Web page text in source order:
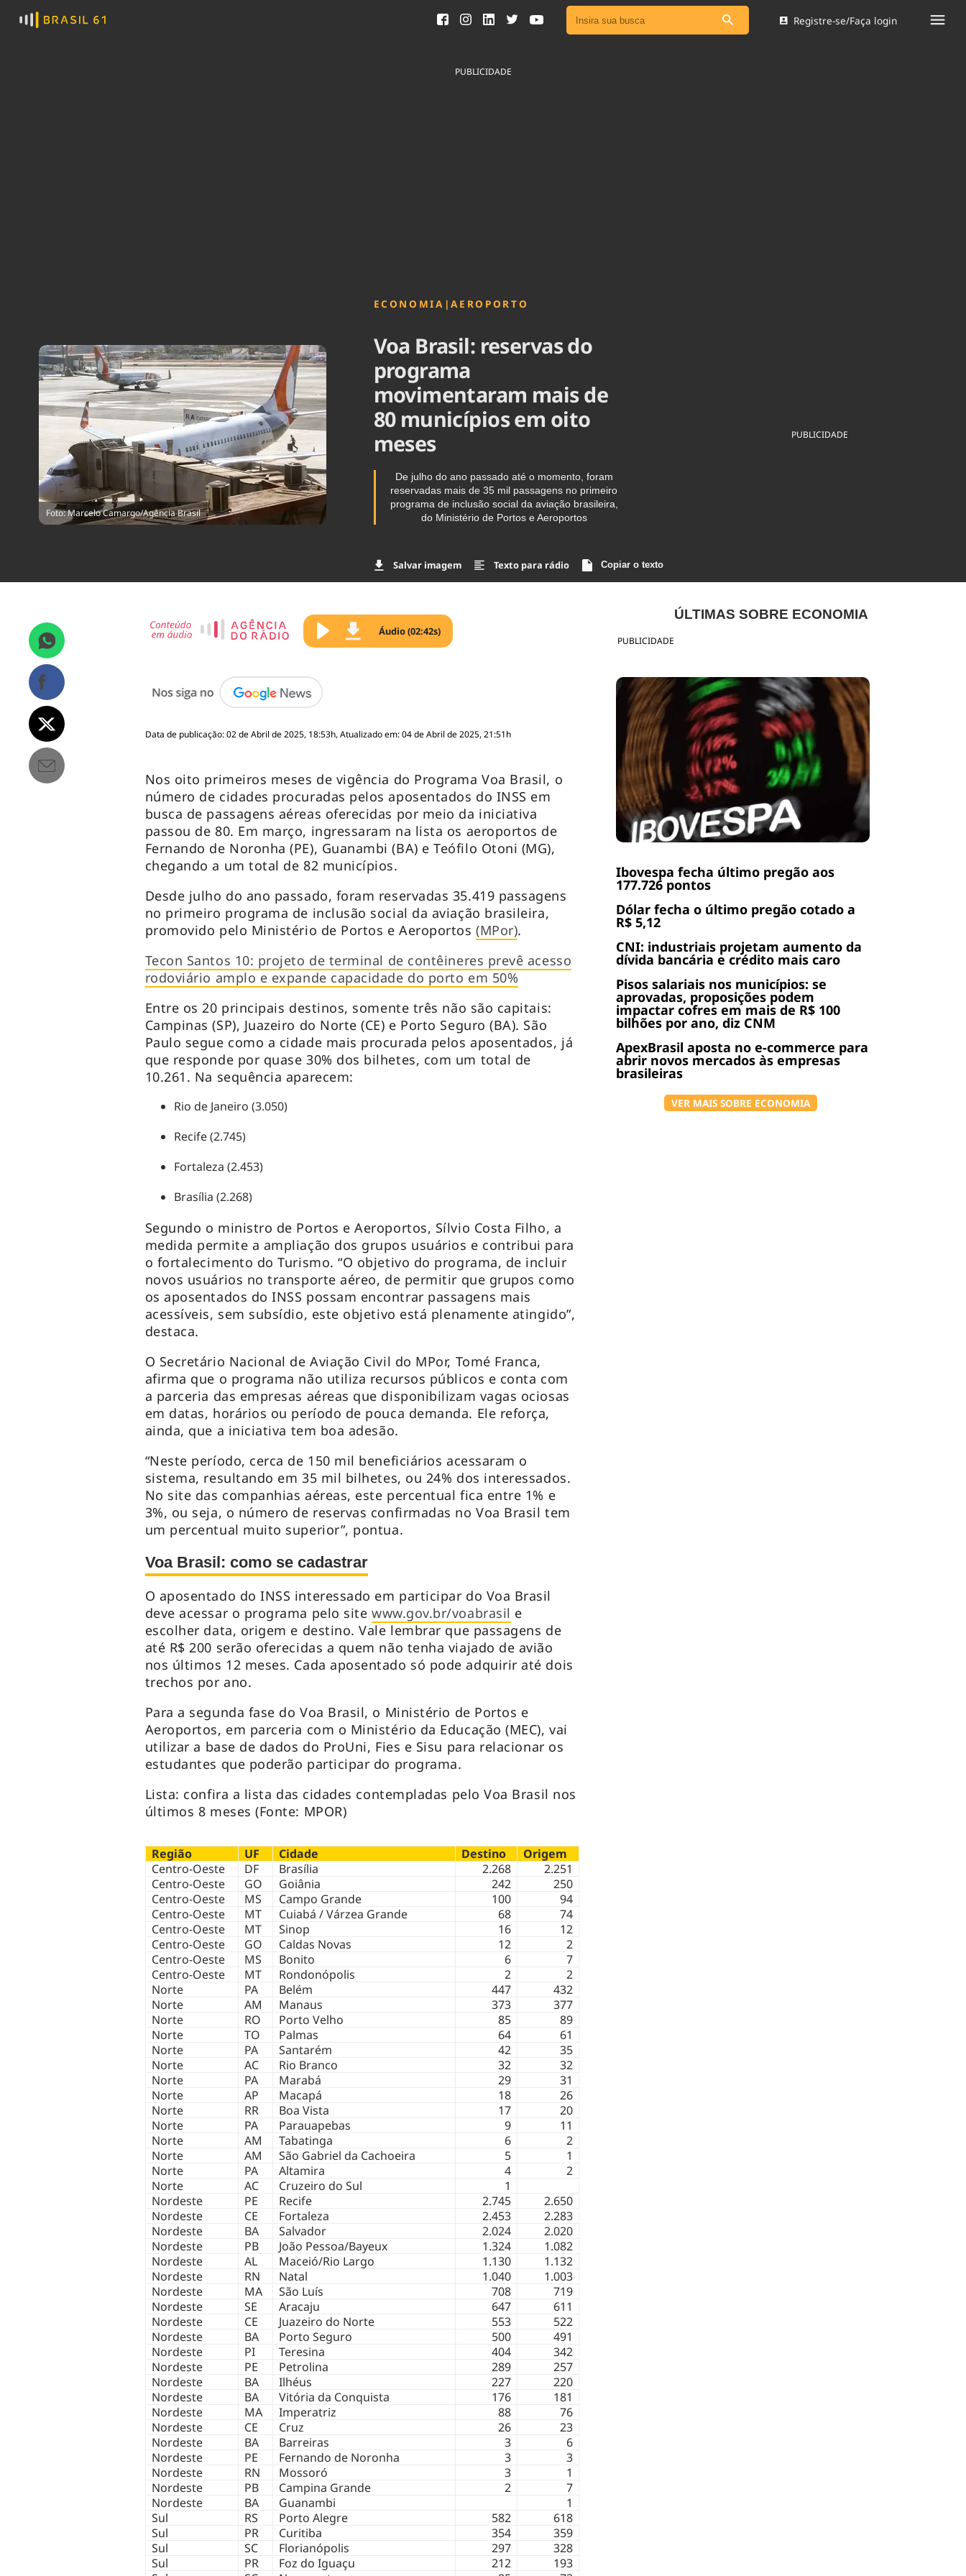
Ver todas as notícias
Cinema
Registre-se/Faça login
PUBLICIDADE
Foto: Marcelo Camargo/Agência Brasil
ECONOMIA |AEROPORTO
Voa Brasil: reservas do
programa
movimentaram mais de
80 municípios em oito
meses
De julho do ano passado até o momento, foram
reservadas mais de 35 mil passagens no primeiro
programa de inclusão social da aviação brasileira,
do Ministério de Portos e Aeroportos
Salvar imagem Texto para rádio Copiar o texto
PUBLICIDADE
PUBLICIDADE
ÚLTIMAS SOBRE ECONOMIA
Ibovespa fecha último pregão aos
177.726 pontos
Dólar fecha o último pregão cotado a
R$ 5,12
CNI: industriais projetam aumento da
dívida bancária e crédito mais caro
Pisos salariais nos municípios: se
aprovadas, proposições podem
impactar cofres em mais de R$ 100
bilhões por ano, diz CNM
ApexBrasil aposta no e-commerce para
abrir novos mercados às empresas
brasileiras
VER MAIS SOBRE ECONOMIA
Áudio (02:42s)
Data de publicação: 02 de Abril de 2025, 18:53h, Atualizado em: 04 de Abril de 2025, 21:51h
Nos oito primeiros meses de vigência do Programa Voa Brasil, o
número de cidades procuradas pelos aposentados do INSS em
busca de passagens aéreas oferecidas por meio da iniciativa
passou de 80. Em março, ingressaram na lista os aeroportos de
Fernando de Noronha (PE), Guanambi (BA) e Teófilo Otoni (MG),
chegando a um total de 82 municípios.
Desde julho do ano passado, foram reservadas 35.419 passagens
no primeiro programa de inclusão social da aviação brasileira,
promovido pelo Ministério de Portos e Aeroportos(MPor).
Tecon Santos 10: projeto de terminal de contêineres prevê acesso
rodoviário amplo e expande capacidade do porto em 50%
Entre os 20 principais destinos, somente três não são capitais:
Campinas (SP), Juazeiro do Norte (CE) e Porto Seguro (BA). São
Paulo segue como a cidade mais procurada pelos aposentados, já
que responde por quase 30% dos bilhetes, com um total de
10.261. Na sequência aparecem:
Rio de Janeiro (3.050)
Recife (2.745)
Fortaleza (2.453)
Brasília (2.268)
Segundo o ministro de Portos e Aeroportos, Sílvio Costa Filho, a
medida permite a ampliação dos grupos usuários e contribui para
o fortalecimento do Turismo. “O objetivo do programa, de incluir
novos usuários no transporte aéreo, de permitir que grupos como
os aposentados do INSS possam encontrar passagens mais
acessíveis, sem subsídio, este objetivo está plenamente atingido”,
destaca.
O Secretário Nacional de Aviação Civil do MPor, Tomé Franca,
afirma que o programa não utiliza recursos públicos e conta com
a parceria das empresas aéreas que disponibilizam vagas ociosas
em datas, horários ou período de pouca demanda. Ele reforça,
ainda, que a iniciativa tem boa adesão.
“Neste período, cerca de 150 mil beneficiários acessaram o
sistema, resultando em 35 mil bilhetes, ou 24% dos interessados.
No site das companhias aéreas, este percentual fica entre 1% e
3%, ou seja, o número de reservas confirmadas no Voa Brasil tem
um percentual muito superior”, pontua.
Voa Brasil: como se cadastrar
O aposentado do INSS interessado em participar do Voa Brasil
deve acessar o programa pelo site www.gov.br/voabrasil e
escolher data, origem e destino. Vale lembrar que passagens de
até R$ 200 serão oferecidas a quem não tenha viajado de avião
nos últimos 12 meses. Cada aposentado só pode adquirir até dois
trechos por ano.
Para a segunda fase do Voa Brasil, o Ministério de Portos e
Aeroportos, em parceria com o Ministério da Educação (MEC), vai
utilizar a base de dados do ProUni, Fies e Sisu para relacionar os
estudantes que poderão participar do programa.
Lista: confira a lista das cidades contempladas pelo Voa Brasil nos
últimos 8 meses (Fonte: MPOR)
Região UF Cidade Destino
Origem
Centro-Oeste
DF Brasília 2.268
2.251
Centro-Oeste
GO Goiânia 242
250
Centro-Oeste
MS Campo Grande 100
94
Centro-Oeste
MT Cuiabá / Várzea Grande 68
74
Centro-Oeste
MT Sinop 16
12
Centro-Oeste
GO Caldas Novas 12
2
Centro-Oeste
MS Bonito 6
7
Centro-Oeste
MT Rondonópolis 2
2
Norte
PA Belém 447
432
Norte
AM Manaus 373
377
Norte
RO Porto Velho 85
89
Norte
TO Palmas 64
61
Norte
PA Santarém 42
35
Norte
AC Rio Branco 32
32
Norte
PA Marabá 29
31
Norte
AP Macapá 18
26
Norte
RR Boa Vista 17
20
Norte
PA Parauapebas 9
11
Norte
AM Tabatinga 6
2
Norte
AM São Gabriel da Cachoeira 5
1
Norte
PA Altamira 4
2
Norte
AC Cruzeiro do Sul
1
Nordeste
PE Recife 2.745
2.650
Nordeste
CE Fortaleza 2.453
2.283
Nordeste
BA Salvador 2.024
2.020
Nordeste
PB João Pessoa/Bayeux 1.324
1.082
Nordeste
AL Maceió/Rio Largo 1.130
1.132
Nordeste
RN Natal 1.040
1.003
Nordeste
MA São Luís 708
719
Nordeste
SE Aracaju 647
611
Nordeste
CE Juazeiro do Norte 553
522
Nordeste
BA Porto Seguro 500
491
Nordeste
PI Teresina 404
342
Nordeste
PE Petrolina 289
257
Nordeste
BA Ilhéus 227
220
Nordeste
BA Vitória da Conquista 176
181
Nordeste
MA Imperatriz 88
76
Nordeste
CE Cruz 26
23
Nordeste
BA Barreiras 3
6
Nordeste
PE Fernando de Noronha 3
3
Nordeste
RN Mossoró 3
1
Nordeste
PB Campina Grande 2
7
Nordeste
BA Guanambi
1
Sul
RS Porto Alegre 582
618
Sul
PR Curitiba 354
359
Sul
SC Florianópolis 297
328
Sul
PR Foz do Iguaçu 212
193